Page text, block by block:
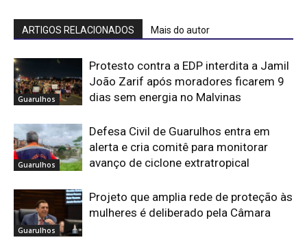
ARTIGOS RELACIONADOS Mais do autor
Guarulhos
Protesto contra a EDP interdita a Jamil
João Zarif após moradores ficarem 9
dias sem energia no Malvinas
Guarulhos
Defesa Civil de Guarulhos entra em
alerta e cria comitê para monitorar
avanço de ciclone extratropical
Guarulhos
Projeto que amplia rede de proteção às
mulheres é deliberado pela Câmara